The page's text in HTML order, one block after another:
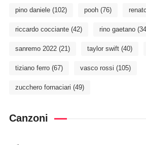
pino daniele(102) pooh(76)
riccardo cocciante(42) rino gaetano
sanremo 2022(21) taylor swift(40)
tiziano ferro(67) vasco rossi (105)
zucchero fornaciari (49)
Canzoni